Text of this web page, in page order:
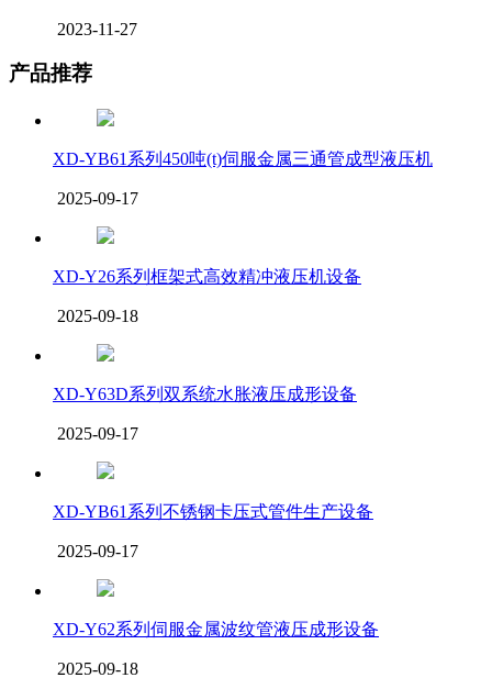
2023-11-27
产品推荐
XD-YB61系列450吨(t)伺服金属三通管成型液压机
2025-09-17
XD-Y26系列框架式高效精冲液压机设备
2025-09-18
XD-Y63D系列双系统水胀液压成形设备
2025-09-17
XD-YB61系列不锈钢卡压式管件生产设备
2025-09-17
XD-Y62系列伺服金属波纹管液压成形设备
2025-09-18